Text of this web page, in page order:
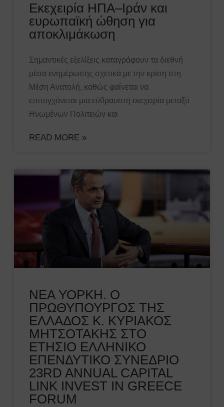
Εκεχειρία ΗΠΑ–Ιράν και
ευρωπαϊκή ώθηση για
αποκλιμάκωση
Σημαντικές εξελίξεις καταγράφουν τα διεθνή
μέσα ενημέρωσης σχετικά με την κρίση στη
Μέση Ανατολή, καθώς φαίνεται να
επιτυγχάνεται μια εύθραυστη εκεχειρία μεταξύ
Ηνωμένων Πολιτειών και
READ MORE »
ΝΕΑ ΥΟΡΚΗ. O
ΠΡΩΘΥΠΟΥΡΓΟΣ ΤΗΣ
ΕΛΛΑΔΟΣ Κ. ΚΥΡΙΑΚΟΣ
ΜΗΤΣΟΤΑΚΗΣ ΣΤΟ
ΕΤΗΣΙΟ ΕΛΛΗΝΙΚΟ
ΕΠΕΝΔΥΤΙΚΟ ΣΥΝΕΔΡΙΟ
23RD ANNUAL CAPITAL
LINK INVEST IN GREECE
FORUM